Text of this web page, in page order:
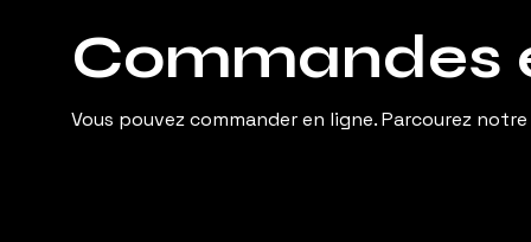
Commandes
Vous pouvez commander en ligne. Parcourez